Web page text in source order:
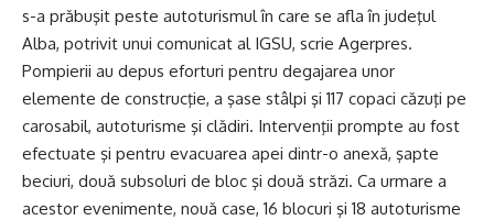
s-a prăbuşit peste autoturismul în care se afla în judeţul
Alba, potrivit unui comunicat al IGSU, scrie Agerpres.
Pompierii au depus eforturi pentru degajarea unor
elemente de construcţie, a şase stâlpi şi 117 copaci căzuţi pe
carosabil, autoturisme şi clădiri. Intervenţii prompte au fost
efectuate şi pentru evacuarea apei dintr-o anexă, şapte
beciuri, două subsoluri de bloc şi două străzi. Ca urmare a
acestor evenimente, nouă case, 16 blocuri şi 18 autoturisme